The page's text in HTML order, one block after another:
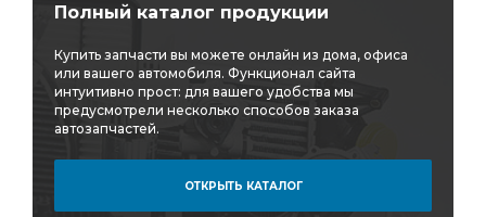
Полный каталог продукции
Купить запчасти вы можете онлайн из дома, офиса
или вашего автомобиля. Функционал сайта
интуитивно прост: для вашего удобства мы
предусмотрели несколько способов заказа
автозапчастей.
ОТКРЫТЬ КАТАЛОГ